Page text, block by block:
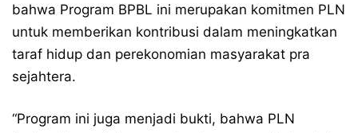
bahwa Program BPBL ini merupakan komitmen PLN
untuk memberikan kontribusi dalam meningkatkan
taraf hidup dan perekonomian masyarakat pra
sejahtera.
“Program ini juga menjadi bukti, bahwa PLN